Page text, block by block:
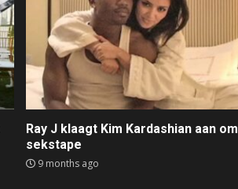
Ray J klaagt Kim Kardashian aan om
sekstape
9 months ago